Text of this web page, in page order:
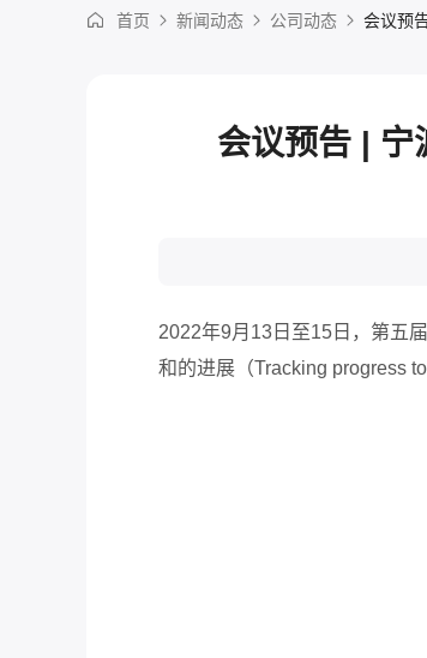
首页 新闻动态 公司动态 会议预
会议预告 |
2022年9月 13 日至15 日 ， 第五届
和的进展 （Tracking progress